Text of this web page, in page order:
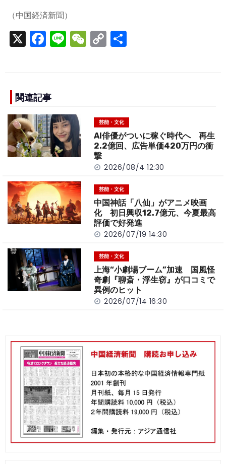
（中国経済新聞）
X F
a
e
b
o
o
k
Li
n
W
e
C
o
n
k
関連記事
芸能・文化
AI俳優がついに稼ぐ時代へ 再生
2.2億回、広告単価420万円の衝
撃
2026/08/4 12:30
芸能・文化
中国神話「八仙」がアニメ映画
化 初日興収12.7億元、今夏最高
評価で好発進
2026/07/19 14:30
芸能・文化
上海“小劇場ブーム”加速 国風怪
奇劇『聊斎・浮生窃』が口コミで
異例のヒット
2026/07/14 16:30